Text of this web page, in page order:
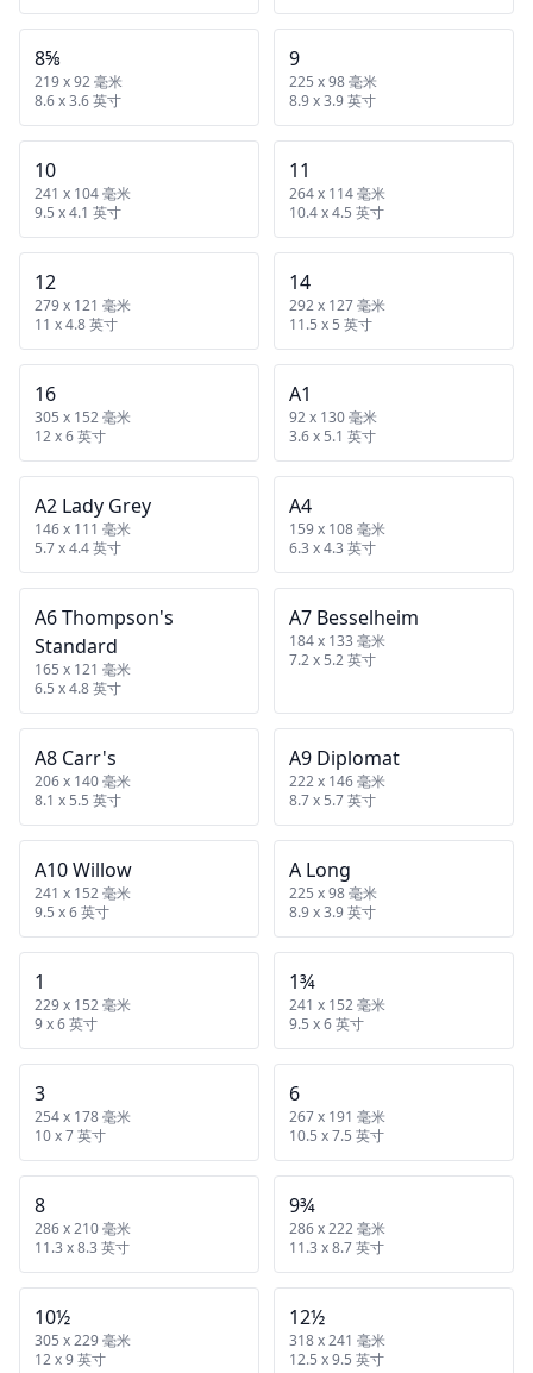
8⅝
219 x 92 毫米
8.6 x 3.6 英寸
9
225 x 98 毫米
8.9 x 3.9 英寸
10
241 x 104 毫米
9.5 x 4.1 英寸
11
264 x 114 毫米
10.4 x 4.5 英寸
12
279 x 121 毫米
11 x 4.8 英寸
14
292 x 127 毫米
11.5 x 5 英寸
16
305 x 152 毫米
12 x 6 英寸
A1
92 x 130 毫米
3.6 x 5.1 英寸
A2 Lady Grey
146 x 111 毫米
5.7 x 4.4 英寸
A4
159 x 108 毫米
6.3 x 4.3 英寸
A6 Thompson's
Standard
165 x 121 毫米
6.5 x 4.8 英寸
A7 Besselheim
184 x 133 毫米
7.2 x 5.2 英寸
A8 Carr's
206 x 140 毫米
8.1 x 5.5 英寸
A9 Diplomat
222 x 146 毫米
8.7 x 5.7 英寸
A10 Willow
241 x 152 毫米
9.5 x 6 英寸
A Long
225 x 98 毫米
8.9 x 3.9 英寸
1
229 x 152 毫米
9 x 6 英寸
1¾
241 x 152 毫米
9.5 x 6 英寸
3
254 x 178 毫米
10 x 7 英寸
6
267 x 191 毫米
10.5 x 7.5 英寸
8
286 x 210 毫米
11.3 x 8.3 英寸
9¾
286 x 222 毫米
11.3 x 8.7 英寸
10½
305 x 229 毫米
12 x 9 英寸
12½
318 x 241 毫米
12.5 x 9.5 英寸